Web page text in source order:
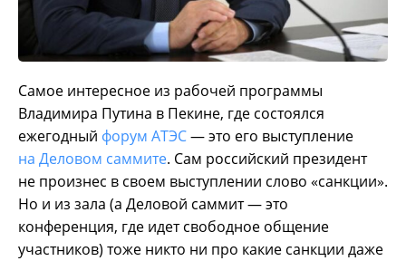
Самое интересное из рабочей программы
Владимира Путина в Пекине, где состоялся
ежегодный форум АТЭС— это его выступление
на Деловом саммите. Сам российский президент
не произнес в своем выступлении слово «санкции».
Но и из зала (а Деловой саммит — это
конференция, где идет свободное общение
участников) тоже никто ни про какие санкции даже